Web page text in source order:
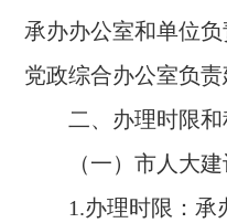
承办办公室和单位
党政综合办公室负
二、办理时限
（一）市人大建
1.办理时限：承